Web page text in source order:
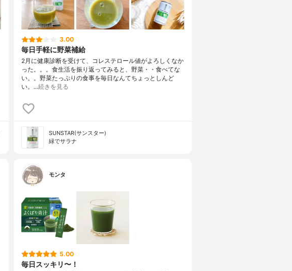
3.00
毎日手軽に野菜補給
2月に健康診断を受けて、コレステロール値がよろしくなか
った。。。食生活を振り返ってみると、野菜・・食べてな
い。。野菜たっぷりの食事を毎日なんてちょっとしんど
い。…続きを見る
SUNSTAR(サンスター)
緑でサラナ
モンタ
5.00
毎日スッキリ〜！